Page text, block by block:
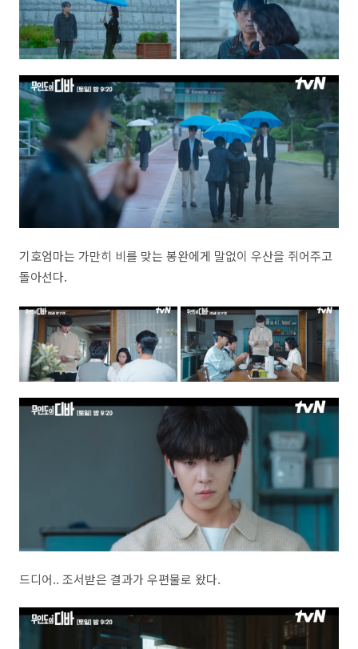
기호엄마는 가만히 비를 맞는 봉완에게 말없이 우산을 쥐어주고
돌아선다.
드디어.. 조서받은 결과가 우편물로 왔다.